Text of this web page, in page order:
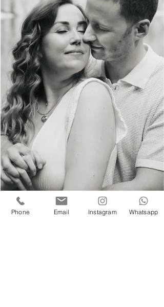
Phone Email Instagram Whatsapp